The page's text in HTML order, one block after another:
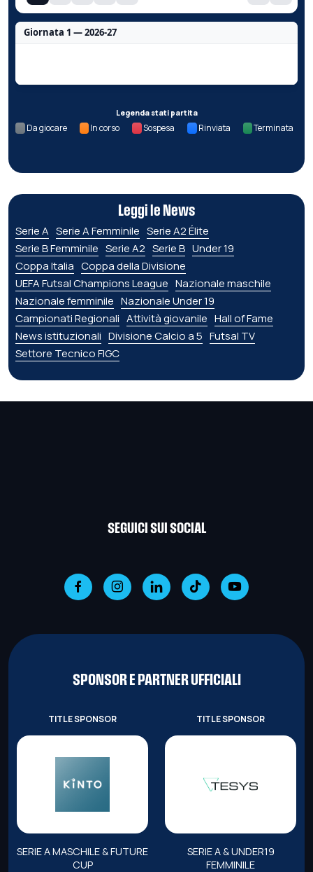
Giornata 1 — 2026-27
Legenda stati partita
Da giocare In corso Sospesa Rinviata Terminata
Leggi le News
Serie A Serie A Femminile Serie A2 Élite
Serie B Femminile Serie A2 Serie B Under 19
Coppa Italia Coppa della Divisione
UEFA Futsal Champions League Nazionale maschile
Nazionale femminile Nazionale Under 19
Campionati Regionali Attività giovanile Hall of Fame
News istituzionali Divisione Calcio a 5 Futsal TV
Settore Tecnico FIGC
SEGUICI SUI SOCIAL
SPONSOR E PARTNER UFFICIALI
TITLE SPONSOR
SERIE A MASCHILE & FUTURE
CUP
TITLE SPONSOR
SERIE A & UNDER19
FEMMINILE